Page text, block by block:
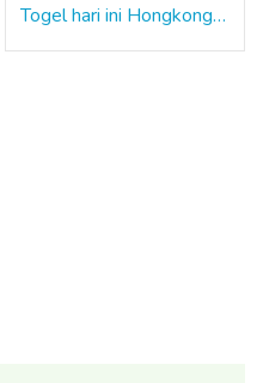
Togel hari ini Hongkong yang Keluar di Imbaslot